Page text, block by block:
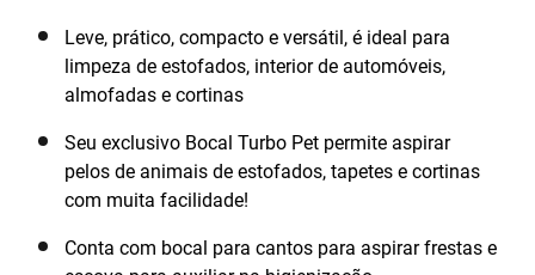
Leve, prático, compacto e versátil, é ideal para
limpeza de estofados, interior de automóveis,
almofadas e cortinas
Seu exclusivo Bocal Turbo Pet permite aspirar
pelos de animais de estofados, tapetes e cortinas
com muita facilidade!
Conta com bocal para cantos para aspirar frestas e